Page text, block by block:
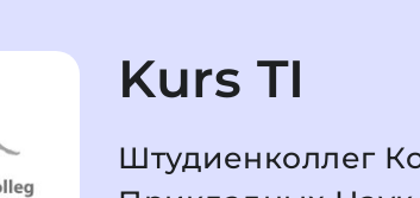
Kurs TI
Штудиенколлег